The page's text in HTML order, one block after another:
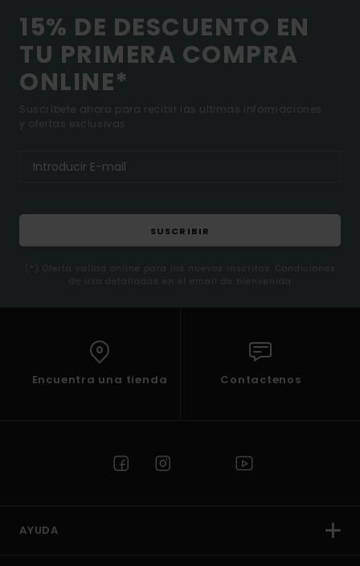
15% DE DESCUENTO EN
TU PRIMERA COMPRA
ONLINE*
Suscríbete ahora para recibir las ultimas informaciones
y ofertas exclusivas.
SUSCRIBIR
(*) Oferta valida online para los nuevos inscritos. Condiciones
de uso detalladas en el email de bienvenida
Encuentra una tienda Contactenos
AYUDA